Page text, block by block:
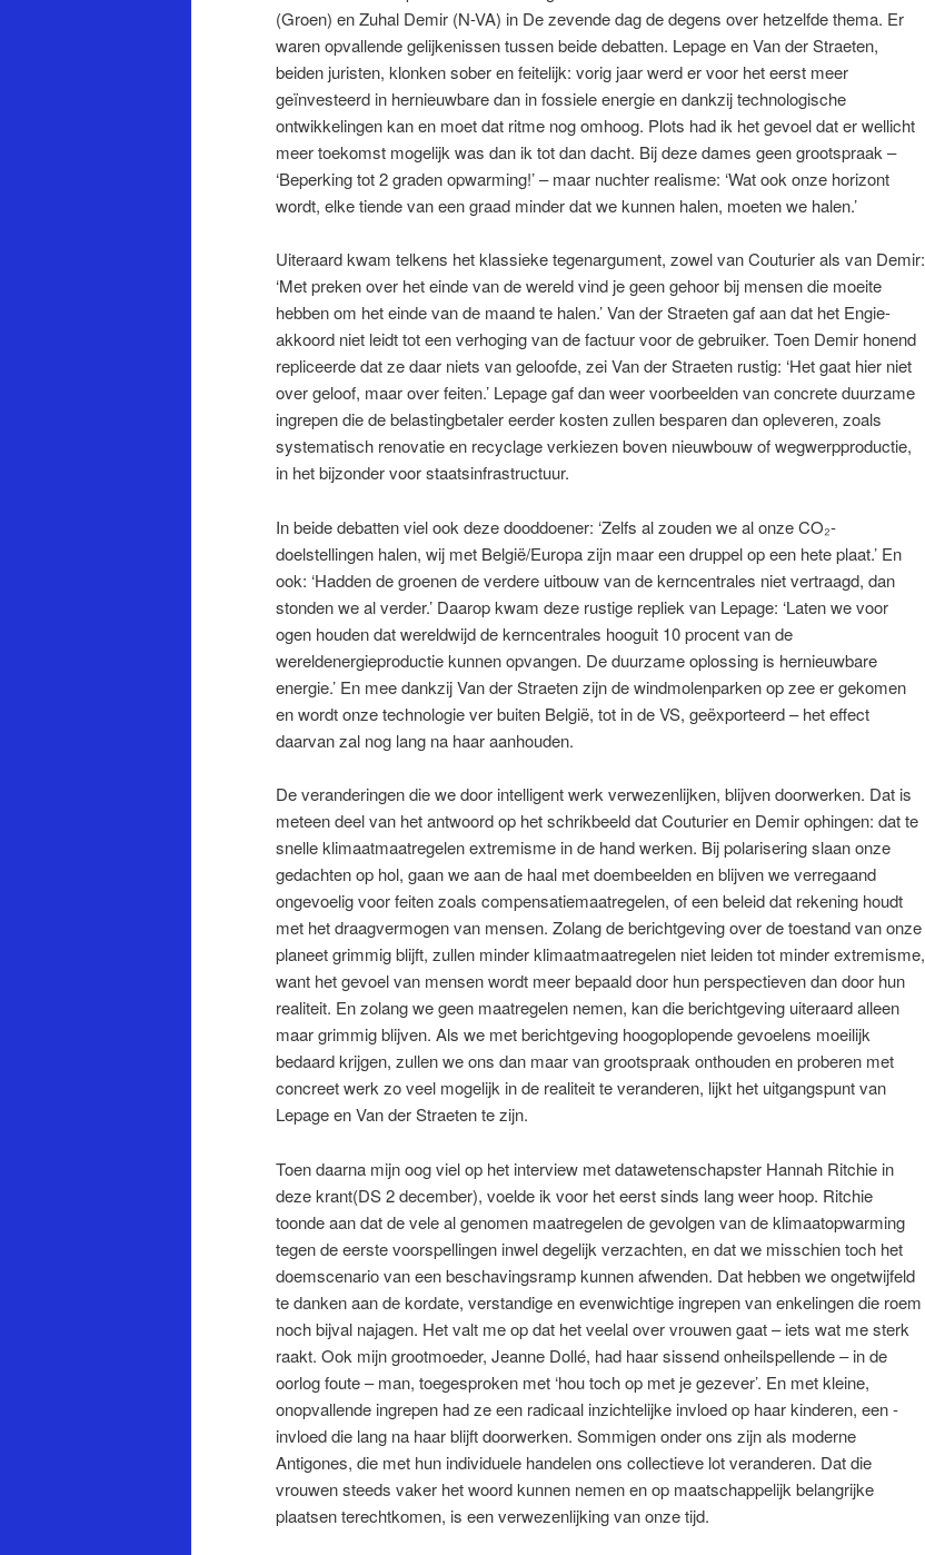
(Groen) en Zuhal Demir (N-VA) in De ­zevende dag de degens over hetzelfde thema. Er
waren opvallende gelijkenissen tussen beide debatten. Lepage en Van der Straeten,
beiden juristen, klonken sober en feitelijk: vorig jaar werd er voor het eerst meer
geïnvesteerd in hernieuwbare dan in fossiele energie en dankzij technologische
ontwikkelingen kan en moet dat ritme nog omhoog. Plots had ik het gevoel dat er wellicht
meer toekomst mogelijk was dan ik tot dan dacht. Bij deze dames geen grootspraak –
‘Beperking tot 2 graden opwarming!’ – maar nuchter realisme: ‘Wat ook onze horizont
wordt, elke tiende van een graad minder dat we kunnen halen, moeten we halen.’
Uiteraard kwam telkens het klassieke tegenargument, zowel van Couturier als van Demir:
‘Met preken over het einde van de wereld vind je geen gehoor bij mensen die moeite
hebben om het einde van de maand te halen.’ Van der ­Straeten gaf aan dat het Engie-
akkoord niet leidt tot een verhoging van de factuur voor de gebruiker. Toen Demir ­honend
repliceerde dat ze daar niets van geloofde, zei Van der Straeten rustig: ‘Het gaat hier niet
over geloof, maar over feiten.’ Lepage gaf dan weer voorbeelden van concrete duurzame
ingrepen die de belastingbetaler eerder kosten zullen besparen dan opleveren, zoals
systematisch renovatie en recyclage verkiezen boven nieuwbouw of wegwerpproductie,
in het bijzonder voor staatsinfrastructuur.
In beide debatten viel ook deze dooddoener: ‘Zelfs al zouden we al onze CO₂-
doelstellingen halen, wij met België/Europa zijn maar een druppel op een hete plaat.’ En
ook: ‘Hadden de groenen de verdere uitbouw van de kerncentrales niet vertraagd, dan
stonden we al verder.’ Daarop kwam deze rustige repliek van Lepage: ‘Laten we voor
ogen houden dat wereldwijd de kerncentrales hooguit 10 procent van de
wereldenergieproductie kunnen opvangen. De duurzame oplossing is hernieuwbare
energie.’ En mee dankzij Van der Straeten zijn de windmolenparken op zee er gekomen
en wordt onze technologie ver buiten België, tot in de VS, geëxporteerd – het effect
daarvan zal nog lang na haar aanhouden.
De veranderingen die we door intelligent werk verwezenlijken, blijven doorwerken. Dat is
meteen deel van het antwoord op het schrikbeeld dat Couturier en Demir ophingen: dat te
snelle klimaatmaatregelen extremisme in de hand werken. Bij polarisering slaan onze
gedachten op hol, gaan we aan de haal met doembeelden en blijven we verregaand
ongevoelig voor feiten zoals compensatiemaatregelen, of een beleid dat rekening houdt
met het draagvermogen van mensen. Zolang de berichtgeving over de toestand van onze
planeet grimmig blijft, zullen minder klimaatmaatregelen niet leiden tot minder extremisme,
want het gevoel van mensen wordt meer bepaald door hun perspectieven dan door hun
realiteit. En zolang we geen maatregelen nemen, kan die berichtgeving uiteraard alleen
maar grimmig blijven. Als we met berichtgeving hoogoplopende gevoelens moeilijk
bedaard krijgen, zullen we ons dan maar van grootspraak onthouden en proberen met
concreet werk zo veel mogelijk in de realiteit te veranderen, lijkt het uitgangspunt van
Lepage en Van der Straeten te zijn.
Toen daarna mijn oog viel op het ­interview met datawetenschapster Hannah Ritchie in
deze krant(DS 2 december), voelde ik voor het eerst sinds lang weer hoop. Ritchie
toonde aan dat de vele al genomen maatregelen de gevolgen van de klimaatopwarming
tegen de eerste voorspellingen inwel degelijk verzachten, en dat we misschien toch het
doemscenario van een beschavingsramp kunnen afwenden. Dat hebben we ongetwijfeld
te danken aan de kordate, verstandige en evenwichtige ingrepen van enkelingen die roem
noch bijval najagen. Het valt me op dat het veelal over vrouwen gaat – iets wat me sterk
raakt. Ook mijn grootmoeder, Jeanne Dollé, had haar sissend onheilspellende – in de
oorlog foute – man, toegesproken met ‘hou toch op met je gezever’. En met kleine,
onopvallende ingrepen had ze een radicaal inzichte­lijke invloed op haar kinderen, een ­
invloed die lang na haar blijft door­werken. Sommigen onder ons zijn als moderne
Antigones, die met hun individuele handelen ons collectieve lot veranderen. Dat die
vrouwen steeds vaker het woord kunnen nemen en op maatschappelijk belangrijke
plaatsen terechtkomen, is een verwezenlijking van onze tijd.